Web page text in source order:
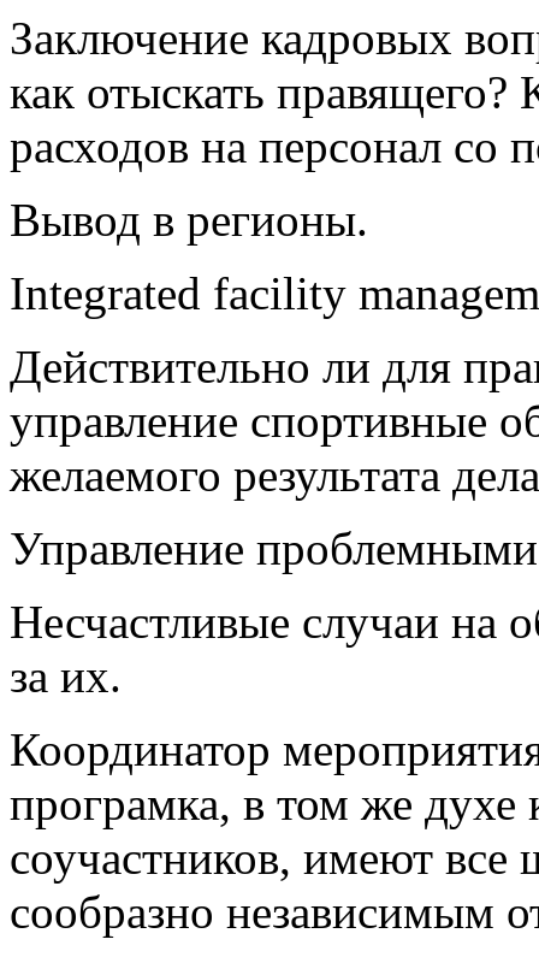
Заключение кадровых
как отыскать
расходов на персонал со
Вывод в регионы.
Integrated facility
Действительно ли для
управление спортивные
желаемого результата
Управление
Несчастливые случаи на
за их.
Координатор
програмка, в том же духе
соучастников, имеют
сообразно независимым